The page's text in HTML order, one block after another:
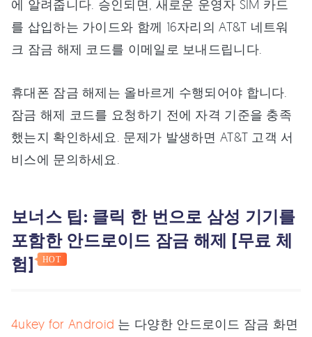
에 알려줍니다. 승인되면, 새로운 운영자 SIM 카드
를 삽입하는 가이드와 함께 16자리의 AT&T 네트워
크 잠금 해제 코드를 이메일로 보내드립니다.
휴대폰 잠금 해제는 올바르게 수행되어야 합니다.
잠금 해제 코드를 요청하기 전에 자격 기준을 충족
했는지 확인하세요. 문제가 발생하면 AT&T 고객 서
비스에 문의하세요.
보너스 팁: 클릭 한 번으로 삼성 기기를
포함한 안드로이드 잠금 해제 [무료 체
험]
HOT
4ukey for Android 는 다양한 안드로이드 잠금 화면